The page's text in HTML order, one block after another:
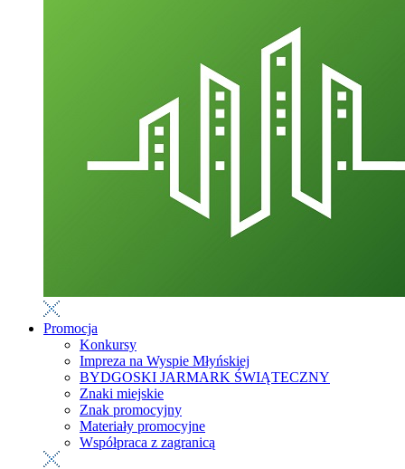
Promocja
Konkursy
Impreza na Wyspie Młyńskiej
BYDGOSKI JARMARK ŚWIĄTECZNY
Znaki miejskie
Znak promocyjny
Materiały promocyjne
Współpraca z zagranicą